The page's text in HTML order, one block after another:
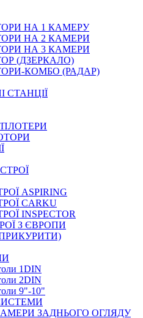
НА 1 КАМЕРУ
НА 2 КАМЕРИ
НА 3 КАМЕРИ
(ДЗЕРКАЛО)
КОМБО (РАДАР)
СТАНЦІЇ
ASPIRING
CARKU
INSPECTOR
З ЄВРОПИ
1DIN
2DIN
9"-10"
ЗАДНЬОГО ОГЛЯДУ